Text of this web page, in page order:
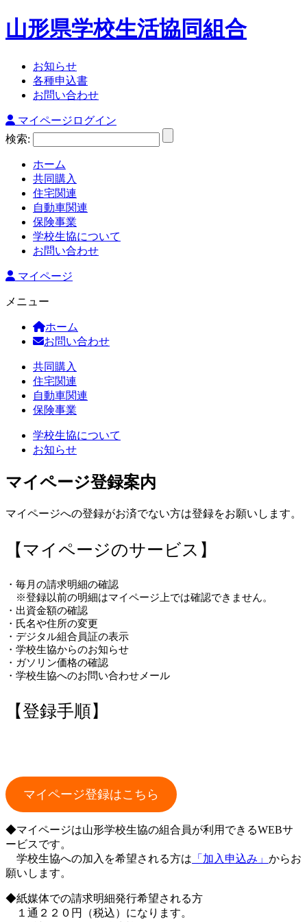
山形県学校生活協同組合
お知らせ
各種申込書
お問い合わせ
マイページログイン
検索:
ホーム
共同購入
住宅関連
自動車関連
保険事業
学校生協について
お問い合わせ
マイページ
メニュー
ホーム
お問い合わせ
共同購入
住宅関連
自動車関連
保険事業
学校生協について
お知らせ
マイページ登録案内
マイページへの登録がお済でない方は登録をお願いします。
【マイページのサービス】
・毎月の請求明細の確認
※登録以前の明細はマイページ上では確認できません。
・出資金額の確認
・氏名や住所の変更
・デジタル組合員証の表示
・学校生協からのお知らせ
・ガソリン価格の確認
・学校生協へのお問い合わせメール
【登録手順】
マイページ登録はこちら
◆マイページは山形学校生協の組合員が利用できるWEBサ
ービスです。
学校生協への加入を希望される方は 「加入申込み」 からお
願いします。
◆紙媒体での請求明細発行希望される方
１通２２０円（税込）になります。